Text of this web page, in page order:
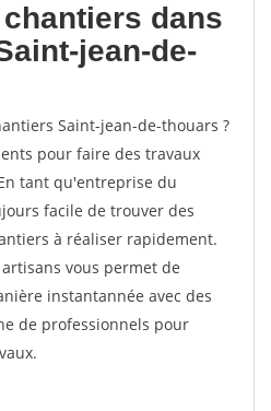
dans
jean-de-
Saint-jean-de-thouars ?
pour faire des travaux
tant qu'entreprise du
facile de trouver des
à réaliser rapidement.
vous permet de
instantannée avec des
de professionnels pour